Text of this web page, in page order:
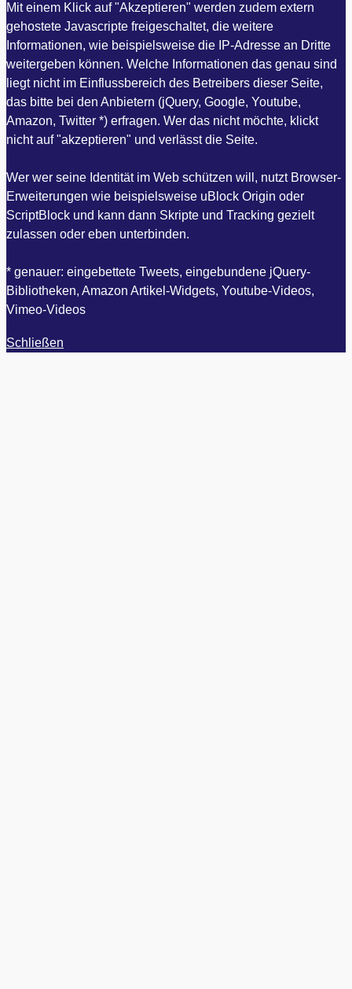
Mit einem Klick auf "Akzeptieren" werden zudem extern
gehostete Javascripte freigeschaltet, die weitere
Informationen, wie beispielsweise die IP-Adresse an Dritte
weitergeben können. Welche Informationen das genau sind
liegt nicht im Einflussbereich des Betreibers dieser Seite,
das bitte bei den Anbietern (jQuery, Google, Youtube,
Amazon, Twitter *) erfragen. Wer das nicht möchte, klickt
nicht auf "akzeptieren" und verlässt die Seite.
Wer wer seine Identität im Web schützen will, nutzt Browser-
Erweiterungen wie beispielsweise uBlock Origin oder
ScriptBlock und kann dann Skripte und Tracking gezielt
zulassen oder eben unterbinden.
* genauer: eingebettete Tweets, eingebundene jQuery-
Bibliotheken, Amazon Artikel-Widgets, Youtube-Videos,
Vimeo-Videos
Schließen